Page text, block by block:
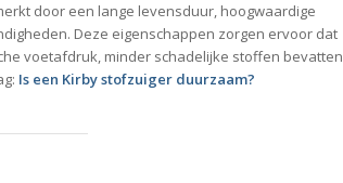
door een lange levensduur, hoogwaardige
Deze eigenschappen zorgen ervoor dat
voetafdruk, minder schadelijke stoffen bevatten
Is een Kirby stofzuiger duurzaam?